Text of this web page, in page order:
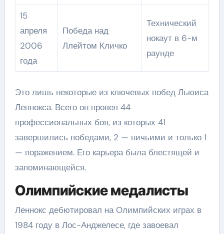
15
апреля
2006
года
Победа над
Ллейтом Кличко
Технический
нокаут в 6-м
раунде
Это лишь некоторые из ключевых побед Льюиса
Леннокса. Всего он провел 44
профессиональных боя, из которых 41
завершились победами, 2 — ничьими и только 1
— поражением. Его карьера была блестящей и
запоминающейся.
Олимпийские медалисты
Леннокс дебютировал на Олимпийских играх в
1984 году в Лос-Анджелесе, где завоевал